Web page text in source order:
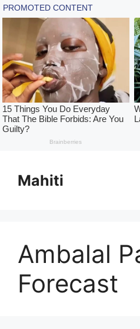
contentMahiti
Ambalal
Forecast